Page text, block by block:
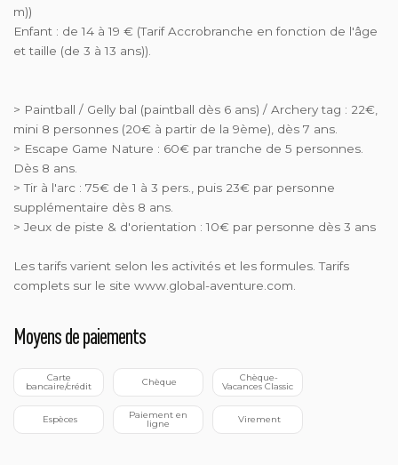
m))
Enfant : de 14 à 19 € (Tarif Accrobranche en fonction de l'âge
et taille (de 3 à 13 ans)).
> Paintball / Gelly bal (paintball dès 6 ans) / Archery tag : 22€,
mini 8 personnes (20€ à partir de la 9ème), dès 7 ans.
> Escape Game Nature : 60€ par tranche de 5 personnes.
Dès 8 ans.
> Tir à l'arc : 75€ de 1 à 3 pers., puis 23€ par personne
supplémentaire dès 8 ans.
> Jeux de piste & d'orientation : 10€ par personne dès 3 ans
Les tarifs varient selon les activités et les formules. Tarifs
complets sur le site www.global-aventure.com.
Moyens de paiements
bancaire/crédit Chèque Vacances Classic
Espèces ligne Virement